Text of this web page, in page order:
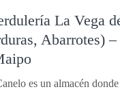
La Vega
Abarrotes)
es un almacén